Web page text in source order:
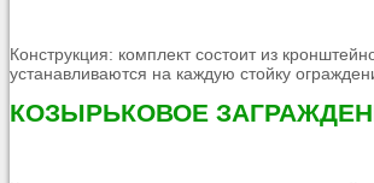
Конструкция: комплект состоит из
устанавливаются на каждую стойку
КОЗЫРЬКОВОЕ